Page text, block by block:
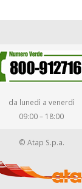
da lunedì a venerdì
09:00 – 18:00
© Atap S.p.a.